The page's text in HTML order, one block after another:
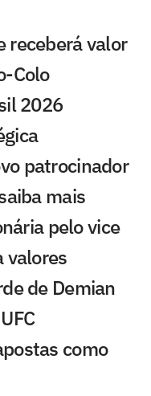
receberá valor
Colo
2026
patrocinador
mais
pelo vice
valores
de Demian
como